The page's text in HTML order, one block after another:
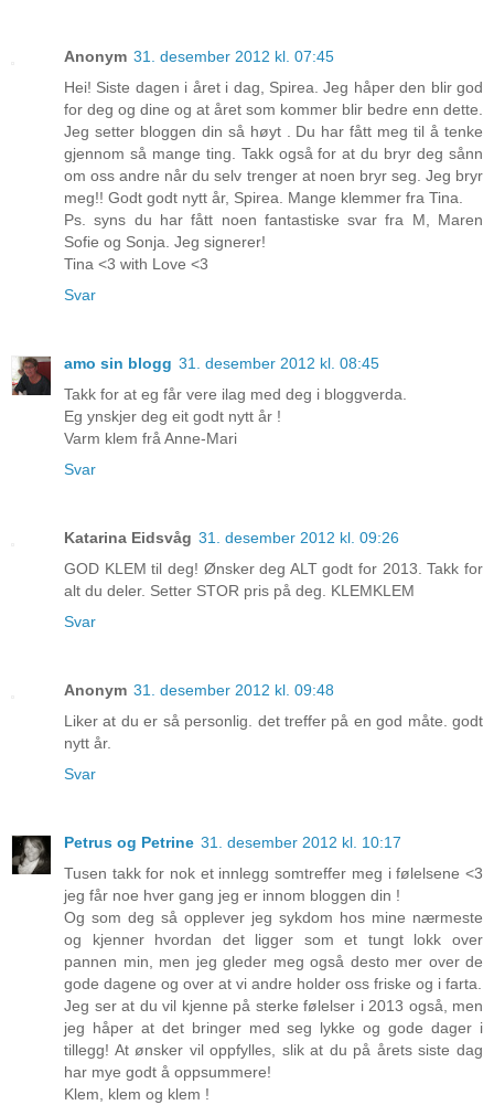
Anonym 31. desember 2012 kl. 07:45
Hei! Siste dagen i året i dag, Spirea. Jeg håper den blir god
for deg og dine og at året som kommer blir bedre enn dette.
Jeg setter bloggen din så høyt . Du har fått meg til å tenke
gjennom så mange ting. Takk også for at du bryr deg sånn
om oss andre når du selv trenger at noen bryr seg. Jeg bryr
meg!! Godt godt nytt år, Spirea. Mange klemmer fra Tina.
Ps. syns du har fått noen fantastiske svar fra M, Maren
Sofie og Sonja. Jeg signerer!
Tina <3 with Love <3
Svar
amo sin blogg 31. desember 2012 kl. 08:45
Takk for at eg får vere ilag med deg i bloggverda.
Eg ynskjer deg eit godt nytt år !
Varm klem frå Anne-Mari
Svar
Katarina Eidsvåg 31. desember 2012 kl. 09:26
GOD KLEM til deg! Ønsker deg ALT godt for 2013. Takk for
alt du deler. Setter STOR pris på deg. KLEMKLEM
Svar
Anonym 31. desember 2012 kl. 09:48
Liker at du er så personlig. det treffer på en god måte. godt
nytt år.
Svar
Petrus og Petrine 31. desember 2012 kl. 10:17
Tusen takk for nok et innlegg somtreffer meg i følelsene <3
jeg får noe hver gang jeg er innom bloggen din !
Og som deg så opplever jeg sykdom hos mine nærmeste
og kjenner hvordan det ligger som et tungt lokk over
pannen min, men jeg gleder meg også desto mer over de
gode dagene og over at vi andre holder oss friske og i farta.
Jeg ser at du vil kjenne på sterke følelser i 2013 også, men
jeg håper at det bringer med seg lykke og gode dager i
tillegg! At ønsker vil oppfylles, slik at du på årets siste dag
har mye godt å oppsummere!
Klem, klem og klem !